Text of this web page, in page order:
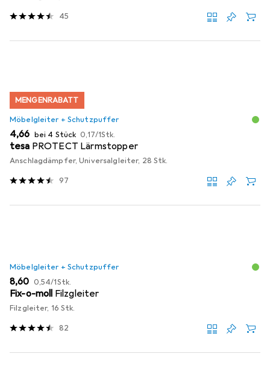
45
MENGENRABATT
Möbelgleiter + Schutzpuffer
EUR
4,66 bei 4 Stück EUR
0,17/1Stk.
tesa PROTECT Lärmstopper
Anschlagdämpfer, Universalgleiter, 28 Stk.
97
Möbelgleiter + Schutzpuffer
EUR
8,60 EUR
0,54/1Stk.
Fix-o-moll Filzgleiter
Filzgleiter, 16 Stk.
82